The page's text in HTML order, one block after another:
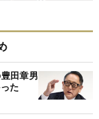
田章男
た